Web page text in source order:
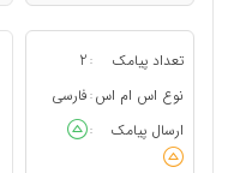
تعداد پیامک :
2
نوع اس ام اس : فارسی
ارسال پیامک
: